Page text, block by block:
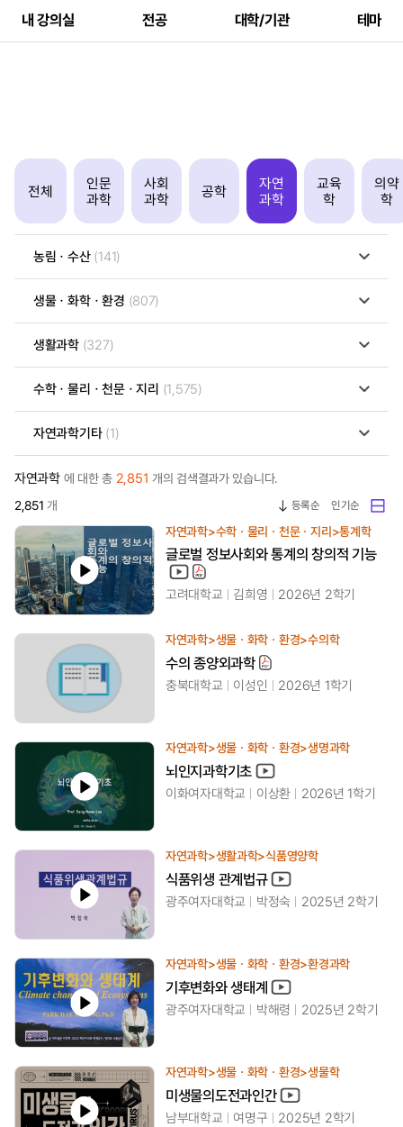
내 강의실 전공 대학/기관 테마
전체
인문
과학
사회
과학
공학
자연
과학
교육
학
의약
학
농림ㆍ수산 (141)
생물ㆍ화학ㆍ환경 (807)
생활과학 (327)
수학ㆍ물리ㆍ천문ㆍ지리 (1,575)
자연과학기타 (1)
자연과학에 대한 총 2,851 개의 검색결과가 있습니다.
2,851 개 등록순 인기순
자연과학>수학ㆍ물리ㆍ천문ㆍ지리>통계학
글로벌 정보사회와 통계의 창의적 기능
고려대학교 김희영 2026년 2학기
자연과학>생물ㆍ화학ㆍ환경>수의학
수의 종양외과학
충북대학교 이성인 2026년 1학기
자연과학>생물ㆍ화학ㆍ환경>생명과학
뇌인지과학기초
이화여자대학교 이상환 2026년 1학기
자연과학>생활과학>식품영양학
식품위생 관계법규
광주여자대학교 박정숙 2025년 2학기
자연과학>생물ㆍ화학ㆍ환경>환경과학
기후변화와 생태계
광주여자대학교 박해령 2025년 2학기
자연과학>생물ㆍ화학ㆍ환경>생물학
미생물의도전과인간
남부대학교 여명구 2025년 2학기